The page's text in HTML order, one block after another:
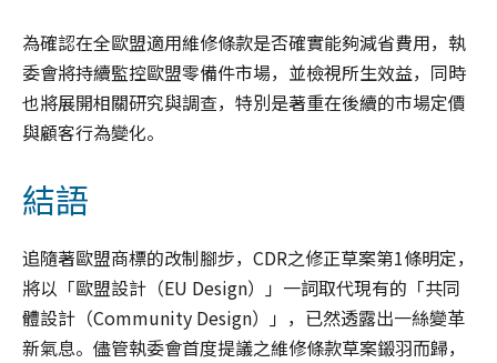
為確認在全歐盟適用維修條款是否確實能夠減省費用，執
委會將持續監控歐盟零備件市場，並檢視所生效益，同時
也將展開相關研究與調查，特別是著重在後續的市場定價
與顧客行為變化。
結語
追隨著歐盟商標的改制腳步，CDR之修正草案第1條明定，
將以「歐盟設計（EU Design）」一詞取代現有的「共同
體設計（Community Design）」，已然透露出一絲變革
新氣息。儘管執委會首度提議之維修條款草案鎩羽而歸，